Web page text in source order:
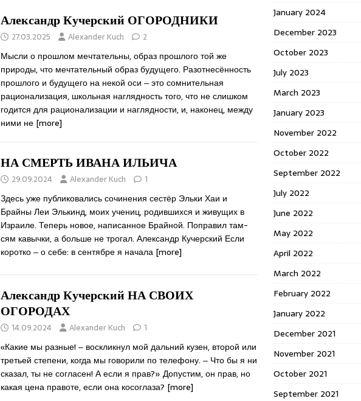
Александр Кучерский ОГОРОДНИКИ
27.03.2025 Alexander Kuch 2
Мысли о прошлом мечтательны, образ прошлого той же
природы, что мечтательный образ будущего. Разотнесённость
прошлого и будущего на некой оси ‒ это сомнительная
рационализация, школьная наглядность того, что не слишком
годится для рационализации и наглядности, и, наконец, между
ними не [more]
НА СМЕРТЬ ИВАНА ИЛЬИЧА
29.09.2024 Alexander Kuch 1
Здесь уже публиковались сочинения сестёр Эльки Хаи и
Брайны Леи Элькинд, моих учениц, родившихся и живущих в
Израиле. Теперь новое, написанное Брайной. Поправил там-
сям кавычки, а больше не трогал. Александр Кучерский Если
коротко ‒ о себе: в сентябре я начала [more]
Александр Кучерский НА СВОИХ
ОГОРОДАХ
14.09.2024 Alexander Kuch 1
«Какие мы разные! ‒ воскликнул мой дальний кузен, второй или
третьей степени, когда мы говорили по телефону. ‒ Что бы я ни
сказал, ты не согласен! А если я прав?» Допустим, он прав, но
какая цена правоте, если она косоглаза? [more]
January 2024
December 2023
October 2023
July 2023
March 2023
January 2023
November 2022
October 2022
September 2022
July 2022
June 2022
May 2022
April 2022
March 2022
February 2022
January 2022
December 2021
November 2021
October 2021
September 2021